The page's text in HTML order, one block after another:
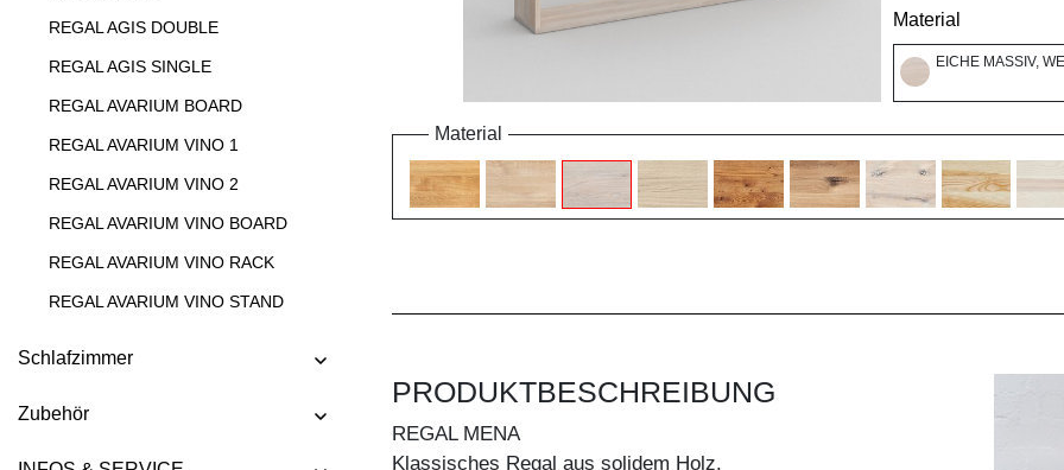
REGAL AGIS DOUBLE
REGAL AGIS SINGLE
REGAL AVARIUM BOARD
REGAL AVARIUM VINO 1
REGAL AVARIUM VINO 2
REGAL AVARIUM VINO BOARD
REGAL AVARIUM VINO RACK
REGAL AVARIUM VINO STAND
REGAL FACHWERK
REGAL GO
Schlafzimmer
Zubehör
Material
EICHE MASSIV,
Material
PRODUKTBESCHREIBUNG
REGAL MENA
Klassisches Regal aus solidem Holz.